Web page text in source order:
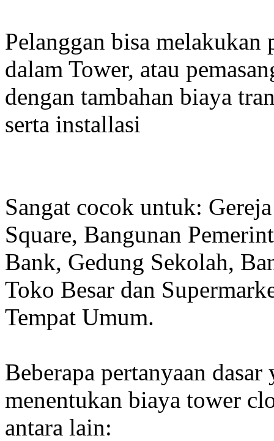
Pelanggan bisa melakukan
dalam Tower, atau
dengan tambahan biaya
serta installasi
Sangat cocok untuk:
Square, Bangunan
Bank, Gedung Sekolah,
Toko Besar dan
Tempat Umum.
Beberapa pertanyaan
menentukan biaya tower
antara lain: